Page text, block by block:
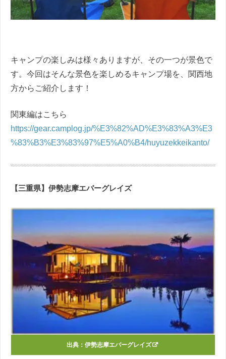
キャンプの楽しみは様々ありますが、その一つが景色で
す。今回はそんな景色を楽しめるキャンプ場を、関西地
方からご紹介します！
関東編はこちら
https://gear.camplog.jp/%E3%82%AD%E3%83%A3%E3
%83%B3%E3%83%97%E5%A0%B4/huyuzekkeikanto/
【三重県】伊勢志摩エバーグレイズ
出典： 伊勢志摩エバーグレイズ